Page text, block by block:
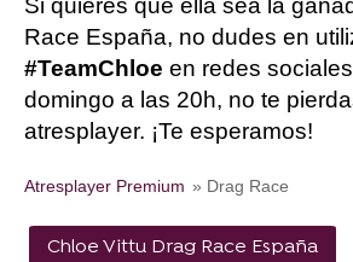
Si quieres que ella sea la
Race España, no dudes en
#TeamChloe en redes
domingo a las 20h, no te
atresplayer. ¡Te esperamos!
Atresplayer Premium » Drag Race
Chloe Vittu Drag Race España